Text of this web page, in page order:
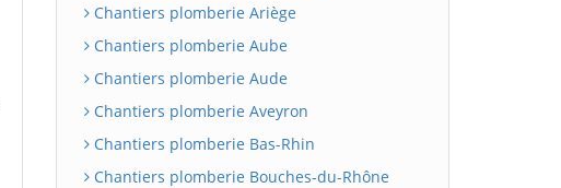
Chantiers plomberie Ariège
Chantiers plomberie Aube
Chantiers plomberie Aude
Chantiers plomberie Aveyron
Chantiers plomberie Bas-Rhin
Chantiers plomberie Bouches-du-Rhône